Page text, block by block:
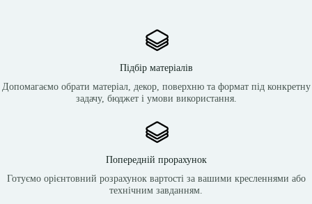
Підбір матеріалів
Допомагаємо обрати матеріал, декор, поверхню та формат під конкретну
задачу, бюджет і умови використання.
Попередній прорахунок
Готуємо орієнтовний розрахунок вартості за вашими кресленнями або
технічним завданням.